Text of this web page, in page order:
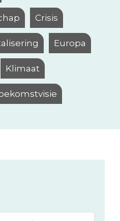
Crisis
Europa
Klimaat